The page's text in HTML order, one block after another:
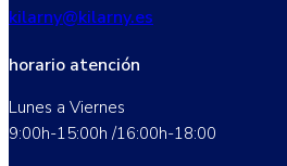
kilarny@kilarny.es
horario atención
Lunes a Viernes
9:00h-15:00h /16:00h-18:00